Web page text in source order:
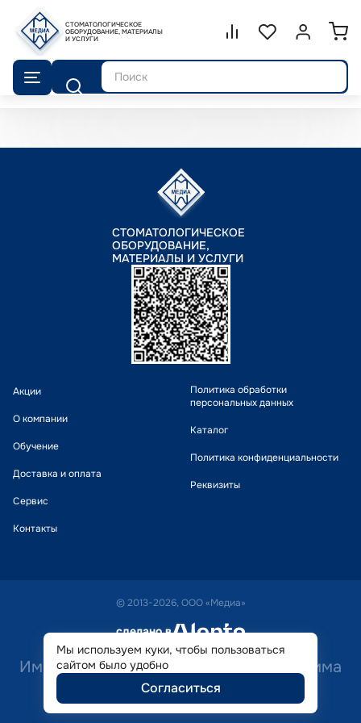
СТОМАТОЛОГИЧЕСКОЕ
ОБОРУДОВАНИЕ, МАТЕРИАЛЫ
И УСЛУГИ
Сравнение.
СписокВойти или
Поиск
СТОМАТОЛОГИЧЕСКОЕ
ОБОРУДОВАНИЕ,
МАТЕРИАЛЫ И УСЛУГИ
Акции
О компании
Обучение
Доставка и оплата
Сервис
Контакты
Политика обработки
персональных данных
Каталог
Политика конфиденциальности
Реквизиты
© 2013-2026, ООО «Медиа»
сделано в alente
Имеются противопоказания. Необходима
консультация специалиста.
Мы используем куки, чтобы пользоваться
сайтом было удобно
Согласиться